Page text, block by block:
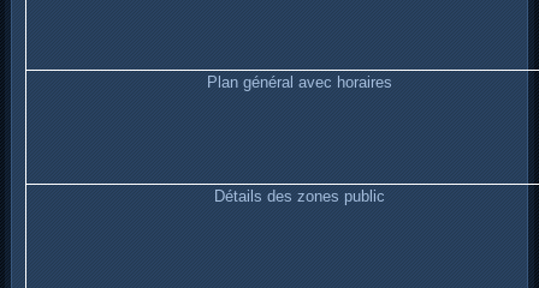
Plan général avec horaires
Détails des zones public